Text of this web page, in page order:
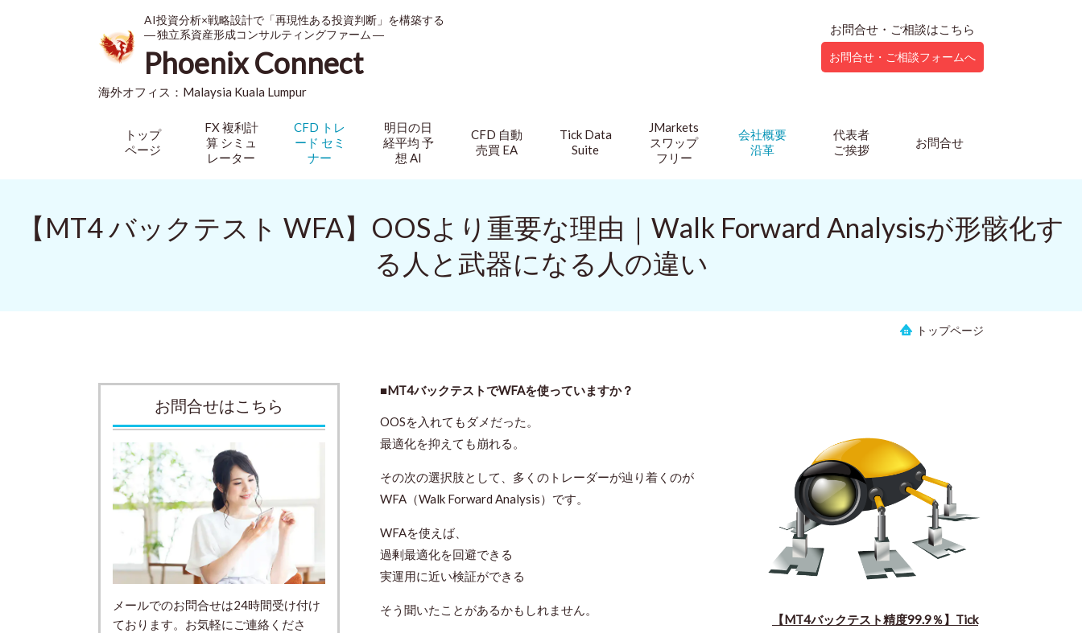
AI投資分析×戦略設計で「再現性ある投資判断」を構築する
― 独立系資産形成コンサルティングファーム ―
Phoenix Connect
海外オフィス： Malaysia Kuala Lumpur
お問合せ・ご相談はこちら
お問合せ・ご相談フォームへ
トップ
ページ
FX 複利計
算 シミュ
レーター
CFD トレ
ード セミ
ナー
明日の日
経平均 予
想 AI
CFD 自動
売買 EA
Tick Data
Suite
JMarkets
スワップ
フリー
会社概要
沿革
代表者
ご挨拶
お問合せ
【MT4 バックテスト WFA】OOSより重要な理由｜Walk Forward Analysisが形骸化す
る人と武器になる人の違い
トップページ
【MT4バックテスト精度99.9％】Tick
■MT4バックテストでWFAを使っていますか？
OOSを入れてもダメだった。
最適化を抑えても崩れる。
その次の選択肢として、多くのトレーダーが辿り着くのが
WFA（Walk Forward Analysis）です。
WFAを使えば、
過剰最適化を回避できる
実運用に近い検証ができる
そう聞いたことがあるかもしれません。
お問合せはこちら
メールでのお問合せは24時間受け付け
ております。お気軽にご連絡くださ